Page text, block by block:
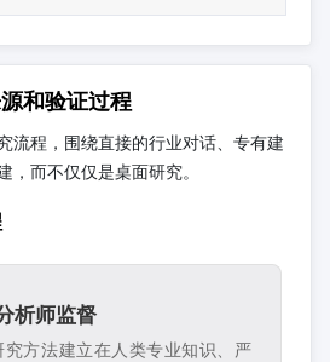
和验证过程
流程，围绕直接的行业对话、专有建
，而不仅仅是桌面研究。
析师监督
究方法建立在人类专业知识、严